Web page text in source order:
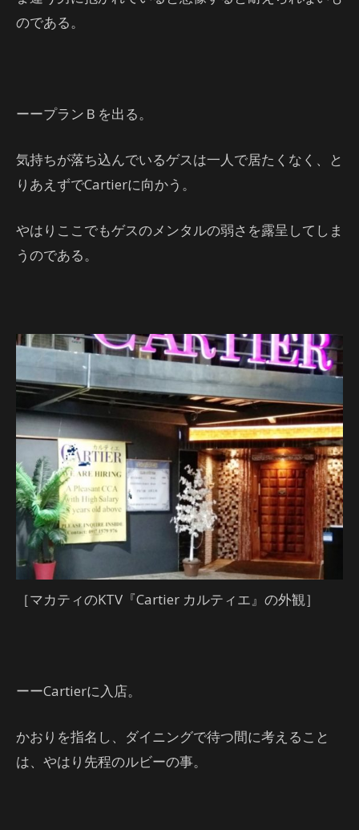
のである。
ーープランＢを出る。
気持ちが落ち込んでいるゲスは一人で居たくなく、と
りあえずでCartierに向かう。
やはりここでもゲスのメンタルの弱さを露呈してしま
うのである。
［マカティのKTV『Cartier カルティエ』の外観］
ーーCartierに入店。
かおりを指名し、ダイニングで待つ間に考えること
は、やはり先程のルビーの事。